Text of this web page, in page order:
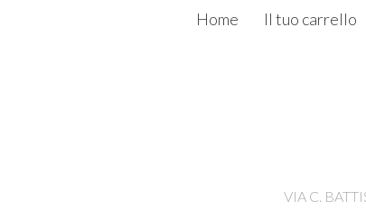
Home Il tuo carrello
VIA C.